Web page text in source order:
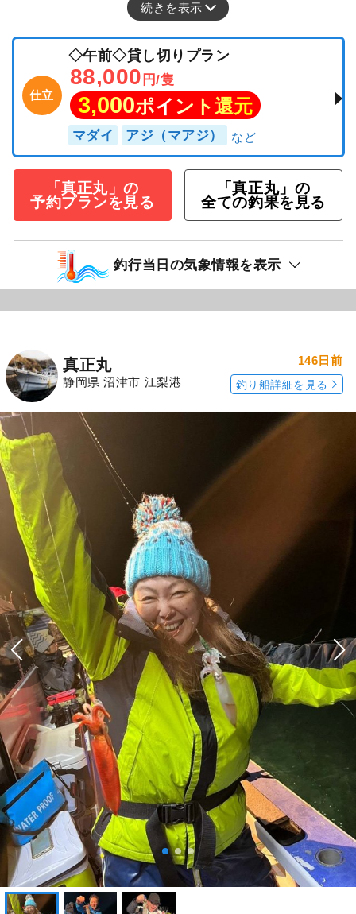
続きを表示
仕立
◇午前◇貸し切りプラン
88,000 円/隻
3,000ポイント還元
マダイ アジ（マアジ）
「真正丸」の
予約プランを見る
「真正丸」の
全ての釣果を見る
釣行当日の気象情報を表示
真正丸
静岡県 沼津市 江梨港
146日前
釣り船詳細を見る